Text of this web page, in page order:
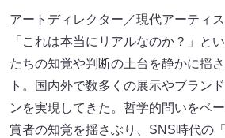
アートディレクター／現代アーティス
「これは本当にリアルなのか？」と
たちの知覚や判断の土台を静かに揺
ト。国内外で数多くの展示やブラン
ンを実現してきた。哲学的問いをベ
賞者の知覚を揺さぶり、SNS時代の